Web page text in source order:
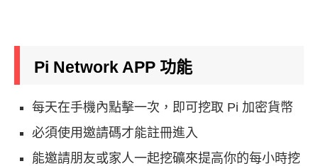
Pi Network APP 功能
每天在手機內點擊一次，即可挖取 Pi 加密貨幣
必須使用邀請碼才能註冊進入
能邀請朋友或家人一起挖礦來提高你的每小時挖